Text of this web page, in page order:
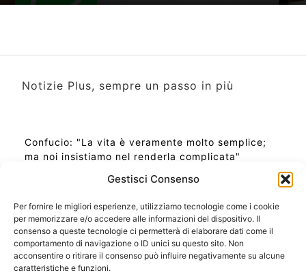
Gestisci Consenso
Per fornire le migliori esperienze, utilizziamo tecnologie come i cookie
per memorizzare e/o accedere alle informazioni del dispositivo. Il
consenso a queste tecnologie ci permetterà di elaborare dati come il
comportamento di navigazione o ID unici su questo sito. Non
acconsentire o ritirare il consenso può influire negativamente su alcune
caratteristiche e funzioni.
Notizie Plus, sempre un passo in più
Confucio: "La vita è veramente molto semplice;
ma noi insistiamo nel renderla complicata"
Ora Esatta in Italia in questo momento
Ti Senti Strano Ultimamente? Potrebbe Essere per
la Risonanza di Schumann
Come Sapere Se Stai Ascendendo alla Quinta